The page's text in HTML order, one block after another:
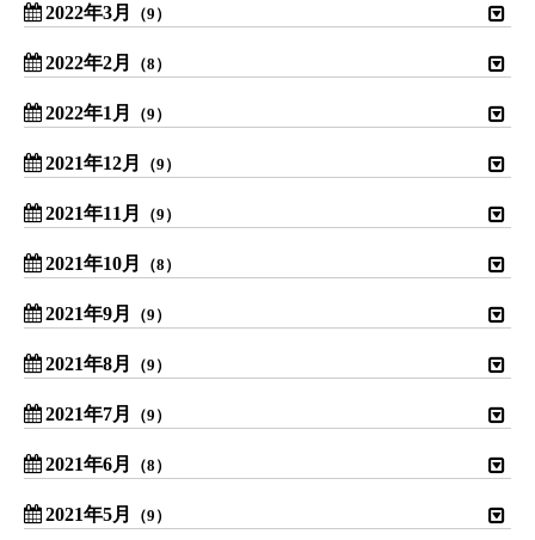
2022年3月 （9）
2022年2月 （8）
2022年1月 （9）
2021年12月 （9）
2021年11月 （9）
2021年10月 （8）
2021年9月 （9）
2021年8月 （9）
2021年7月 （9）
2021年6月 （8）
2021年5月 （9）